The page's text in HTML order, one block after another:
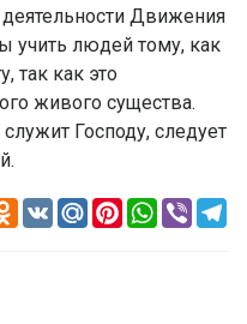
Движения
людей тому, как
так как это
живого существа.
Господу, следует
Odnoklassniki
VK Mail.RuPinterestWhatsApp
Viber